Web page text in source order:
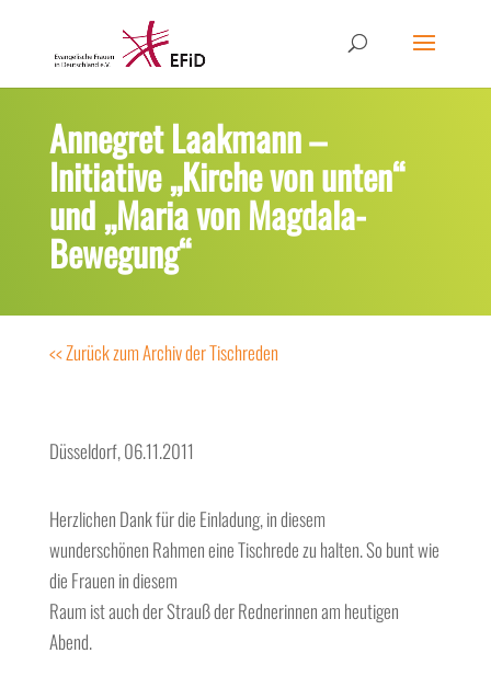
Annegret Laakmann –
Initiative „Kirche von unten“
und „Maria von Magdala-
Bewegung“
<< Zurück zum Archiv der Tischreden
Düsseldorf, 06.11.2011
Herzlichen Dank für die Einladung, in diesem
wunderschönen Rahmen eine Tischrede zu halten. So bunt wie
die Frauen in diesem
Raum ist auch der Strauß der Rednerinnen am heutigen
Abend.